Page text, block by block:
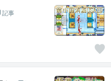
記事